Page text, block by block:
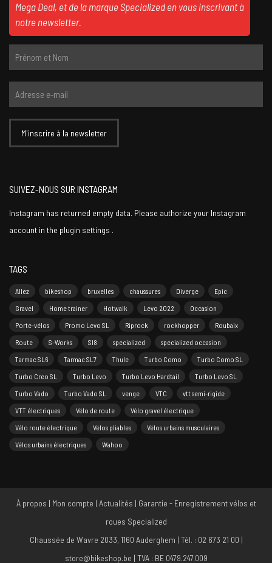
Mega Deal, et de la marque Specialized en vous inscrivant à
notre newsletter.
SUIVEZ-NOUS SUR INSTAGRAM
Instagram has returned empty data. Please authorize your Instagram
account in the plugin settings .
TAGS
Allez bikeshop bruxelles chaussures Diverge
Epic
Gravel
Home trainer Hotwalk Levo 2022
Occasion
Porte-vélos
Promo Levo SL Riprock rockhopper
Roubaix
Route
S-Works Sl8 specialized
specialized occasion
Tarmac SL6
Tarmac SL7 Thule Turbo Como
Turbo Como SL
Turbo Creo SL
Turbo Levo Turbo Levo Hardtail
Turbo Levo SL
Turbo Vado
Turbo Vado SL venge VTC
vtt semi-rigide
VTT électriques
Vélo de route
Vélo gravel électrique
Vélo route électrique
Vélos pliables
Vélos urbains musculaires
Vélos urbains électriques
Wahoo
À propos | Mon compte | Actualités | Garantie - Enregistrement vélos et
roues Specialized
Chaussée de Wavre 2033, 1160 Auderghem | Tél. : 02 673 21 00 |
store@bikeshop.be | TVA : BE 0479.247.009